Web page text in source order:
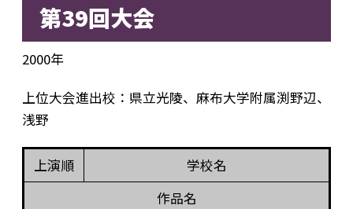
第39回大会
2000年
上位大会進出校：県立光陵、麻布大学附属渕野辺、
浅野
上演順
学校名
作品名